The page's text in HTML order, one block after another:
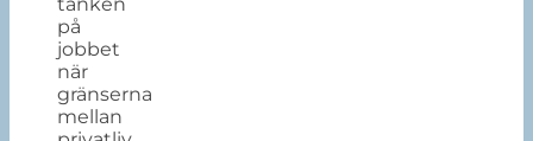
på
jobbet
när
gränserna
mellan